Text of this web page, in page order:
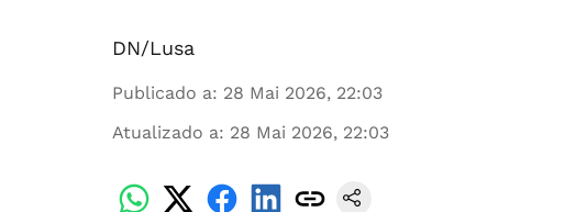
DN/Lusa
Publicado a: 28 Mai 2026, 22:03
Atualizado a: 28 Mai 2026, 22:03